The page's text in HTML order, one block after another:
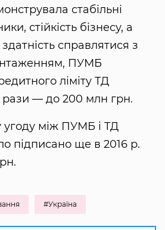
стабільні
стійкість бізнесу, а
справлятися з
ПУМБ
ліміту ТД
— до 200 млн грн.
між ПУМБ і ТД
підписано ще в 2016 р.
#Україна